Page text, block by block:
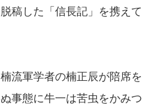
稿した「信長記」を携えて
流軍学者の楠正辰が陪席を
事態に牛一は苦虫をかみつ